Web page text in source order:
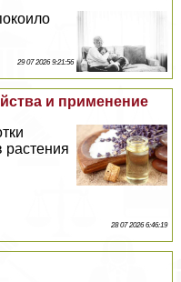
29 07 2026 9:21:56
и применение
растения
28 07 2026 6:46:19